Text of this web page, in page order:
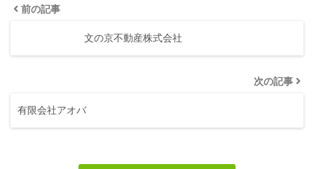
前の記事
文の京不動産株式会社
次の記事
有限会社アオバ